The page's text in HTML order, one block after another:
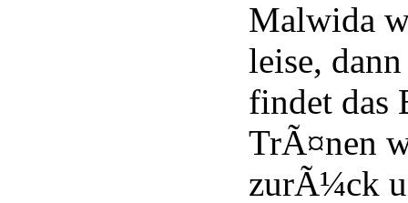
Malwida
leise,
findet das
TrÃ¤nen
zurÃ¼ck